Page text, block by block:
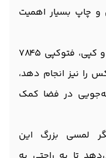
و چاپ بسیار اهمیت
علاوه بر چاپ و کپی، فتوکپی 7845
را نیز انجام دهد،
در فضا کمک
لمسی بزرگ این